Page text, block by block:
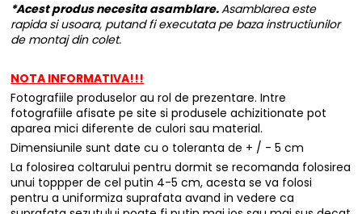
*Acest produs necesita asamblare.Asamblarea este
rapida si usoara, putand fi executata pe baza instructiunilor
de montaj din colet.
NOTA INFORMATIVA!!!
Fotografiile produselor au rol de prezentare. Intre
fotografiile afisate pe site si produsele achizitionate pot
aparea mici diferente de culori sau material.
Dimensiunile sunt date cu o toleranta de + / - 5 cm
La folosirea coltarului pentru dormit se recomanda folosirea
unui toppper de cel putin 4-5 cm, acesta se va folosi
pentru a uniformiza suprafata avand in vedere ca